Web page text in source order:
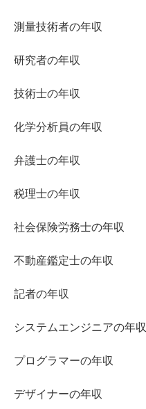
測量技術者の年収
研究者の年収
技術士の年収
化学分析員の年収
弁護士の年収
税理士の年収
社会保険労務士の年収
不動産鑑定士の年収
記者の年収
システムエンジニアの年収
プログラマーの年収
デザイナーの年収